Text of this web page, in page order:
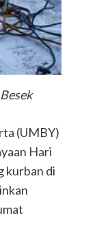
(UMBY)
Hari
kurban di